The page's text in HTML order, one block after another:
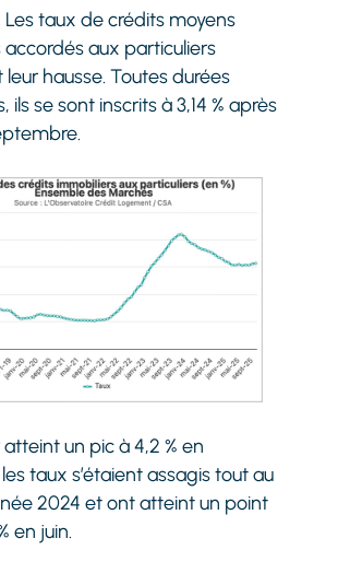
Les taux de crédits moyens
accordés aux particuliers
hausse. Toutes durées
ils se sont inscrits à 3,14 % après
un pic à 4,2 % en
taux s’étaient assagis tout au
2024 et ont atteint un point
en juin.